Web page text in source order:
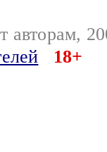
авторам,
18+